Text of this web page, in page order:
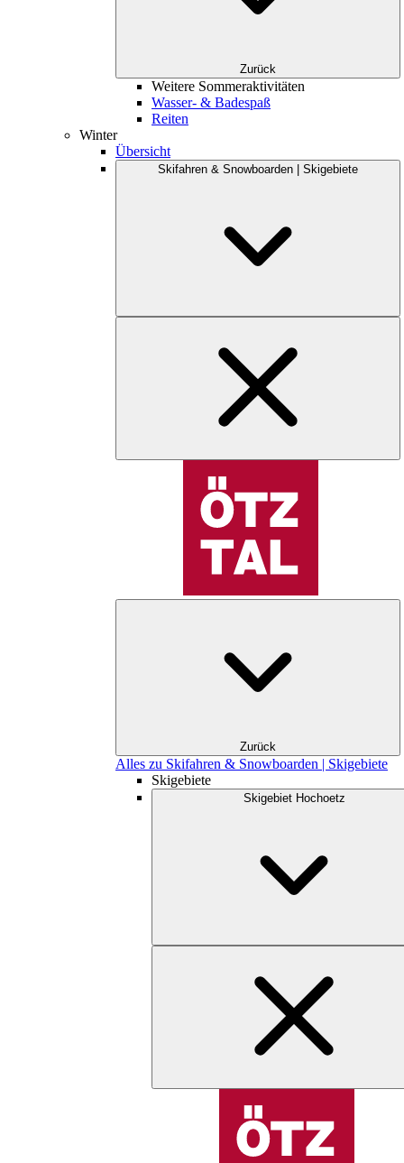
Zurück
Weitere Sommeraktivitäten
Wasser- & Badespaß
Reiten
Winter
Übersicht
Skifahren & Snowboarden | Skigebiete
Zurück
Alles zu Skifahren & Snowboarden | Skigebiete
Skigebiete
Skigebiet Hochoetz